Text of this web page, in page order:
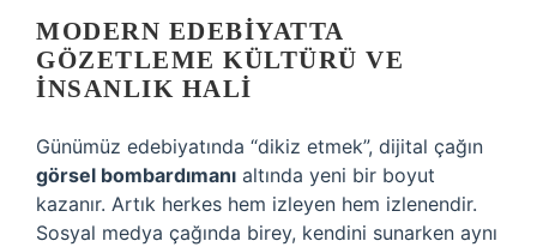
MODERN EDEBIYATTA
GÖZETLEME KÜLTÜRÜ VE
İNSANLIK HALI
Günümüz edebiyatında “dikiz etmek”, dijital çağın
görsel bombardımanı altında yeni bir boyut
kazanır. Artık herkes hem izleyen hem izlenendir.
Sosyal medya çağında birey, kendini sunarken aynı